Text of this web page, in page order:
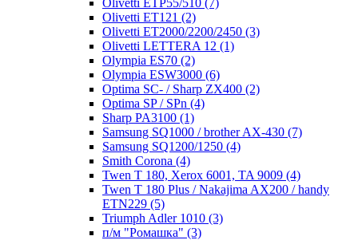
Olivetti ET121 (2)
Olivetti ET2000/2200/2450 (3)
Olivetti LETTERA 12 (1)
Olympia ES70 (2)
Olympia ESW3000 (6)
Optima SC- / Sharp ZX400 (2)
Optima SP / SPn (4)
Sharp PA3100 (1)
Samsung SQ1000 / brother AX-430 (7)
Samsung SQ1200/1250 (4)
Smith Corona (4)
Twen T 180, Xerox 6001, TA 9009 (4)
Twen T 180 Plus / Nakajima AX200 / handy
ETN229 (5)
Triumph Adler 1010 (3)
п/м "Ромашка" (3)